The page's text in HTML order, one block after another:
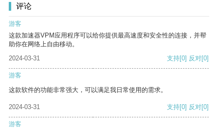
评论
游客
这款加速器VPM应用程序可以给你提供最高速度和安全性的连接，并帮
助你在网络上自由移动。
2024-03-31
支持[0] 反对[0]
游客
这款软件的功能非常强大，可以满足我日常使用的需求。
2024-03-31 支持[0] 反对[0]
游客